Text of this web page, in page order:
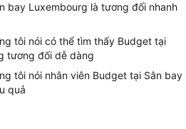
bay Luxembourg là tương đối nhanh
tôi nói có thể tìm thấy Budget tại
tương đối dễ dàng
tôi nói nhân viên Budget tại Sân bay
quả